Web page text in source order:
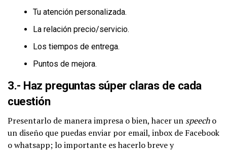
Tu atención personalizada.
La relación precio/servicio.
Los tiempos de entrega.
Puntos de mejora.
3.- Haz preguntas súper claras de cada
cuestión
Presentarlo de manera impresa o bien, hacer un speecho
un diseño que puedas enviar por email, inbox de Facebook
o whatsapp; lo importante es hacerlo breve y